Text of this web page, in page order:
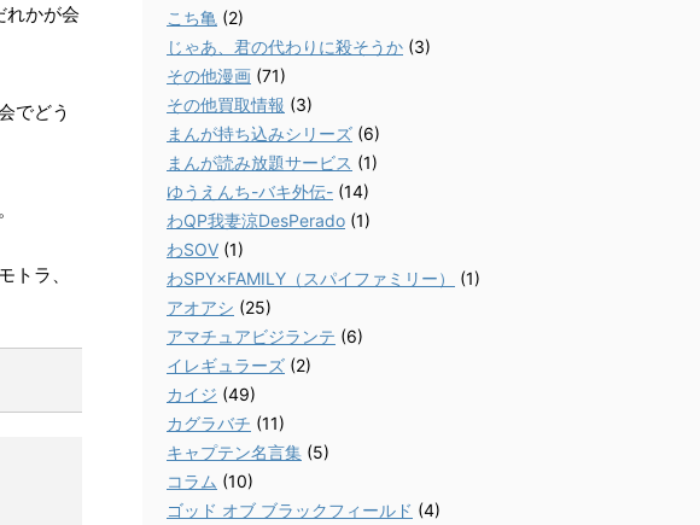
れかが会
でどう
トラ、
こち亀 (2)
じゃあ、君の代わりに殺そうか (3)
その他漫画 (71)
その他買取情報 (3)
まんが持ち込みシリーズ (6)
まんが読み放題サービス (1)
ゆうえんち-バキ外伝- (14)
わQP我妻涼DesPerado (1)
わSOV (1)
わSPY×FAMILY（スパイファミリー）
(1)
アオアシ (25)
アマチュアビジランテ (6)
イレギュラーズ (2)
カイジ (49)
カグラバチ (11)
キャプテン名言集 (5)
コラム (10)
ゴッド オブ ブラックフィールド (4)